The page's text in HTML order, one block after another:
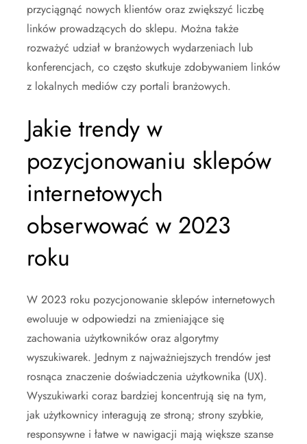
przyciągnąć nowych klientów oraz zwiększyć liczbę
linków prowadzących do sklepu. Można także
rozważyć udział w branżowych wydarzeniach lub
konferencjach, co często skutkuje zdobywaniem linków
z lokalnych mediów czy portali branżowych.
Jakie trendy w
pozycjonowaniu sklepów
internetowych
obserwować w 2023
roku
W 2023 roku pozycjonowanie sklepów internetowych
ewoluuje w odpowiedzi na zmieniające się
zachowania użytkowników oraz algorytmy
wyszukiwarek. Jednym z najważniejszych trendów jest
rosnąca znaczenie doświadczenia użytkownika (UX).
Wyszukiwarki coraz bardziej koncentrują się na tym,
jak użytkownicy interagują ze stroną; strony szybkie,
responsywne i łatwe w nawigacji mają większe szanse